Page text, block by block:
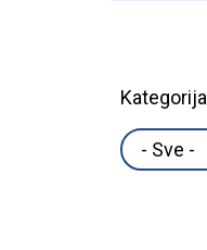
Kategorija